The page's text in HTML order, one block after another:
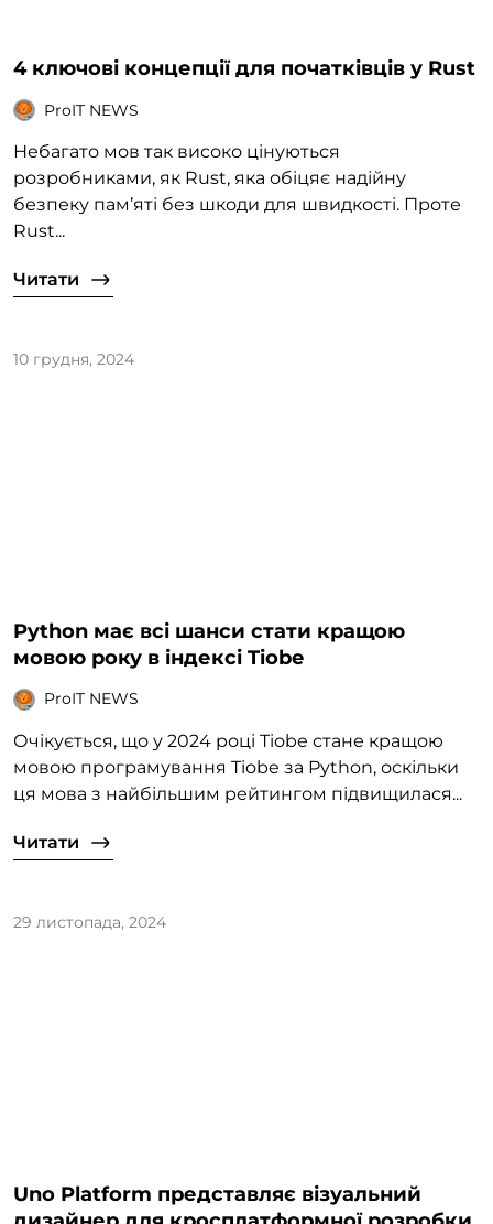
4 ключові концепції для початківців у Rust
ProIT NEWS
Небагато мов так високо цінуються
розробниками, як Rust, яка обіцяє надійну
безпеку пам’яті без шкоди для швидкості. Проте
Rust...
Читати
10 грудня, 2024
Python має всі шанси стати кращою
мовою року в індексі Tiobe
ProIT NEWS
Очікується, що у 2024 році Tiobe стане кращою
мовою програмування Tiobe за Python, оскільки
ця мова з найбільшим рейтингом підвищилася...
Читати
29 листопада, 2024
Uno Platform представляє візуальний